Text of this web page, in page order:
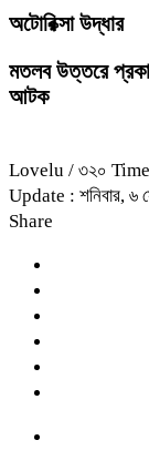
অটোরিক্সা উদ্ধার
মতলব উত্তরে
আটক
Lovelu / ৩২০
Update : শনিবার, ৬
Share